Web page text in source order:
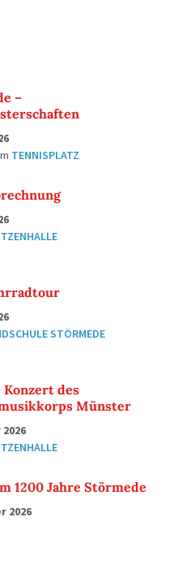
–
TENNISPLATZ
STÖRMEDE
des
Münster
1200 Jahre Störmede
2026